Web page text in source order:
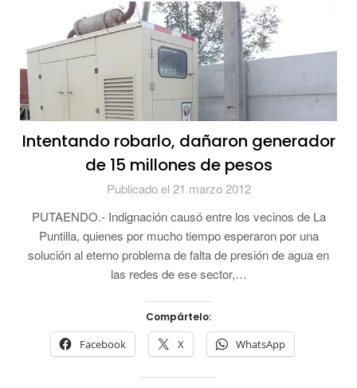
Intentando robarlo, dañaron generador
de 15 millones de pesos
Publicado el 21 marzo 2012
PUTAENDO.- Indignación causó entre los vecinos de La
Puntilla, quienes por mucho tiempo esperaron por una
solución al eterno problema de falta de presión de agua en
las redes de ese sector,…
Compártelo:
Facebook X WhatsApp